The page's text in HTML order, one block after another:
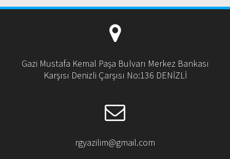
Gazi Mustafa Kemal Paşa Bulvarı Merkez Bankası
Karşısı Denizli Çarşısı No:136 DENİZLİ
rgyazilim@gmail.com